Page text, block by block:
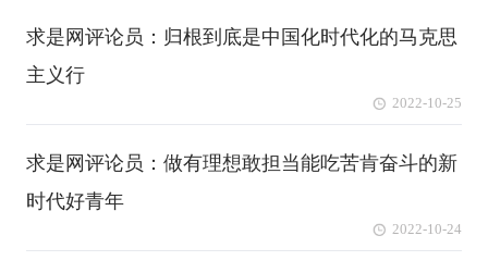
求是网评论员：归根到底是中国化时代化的马克思
主义行
2022-10-25
求是网评论员：做有理想敢担当能吃苦肯奋斗的新
时代好青年
2022-10-24